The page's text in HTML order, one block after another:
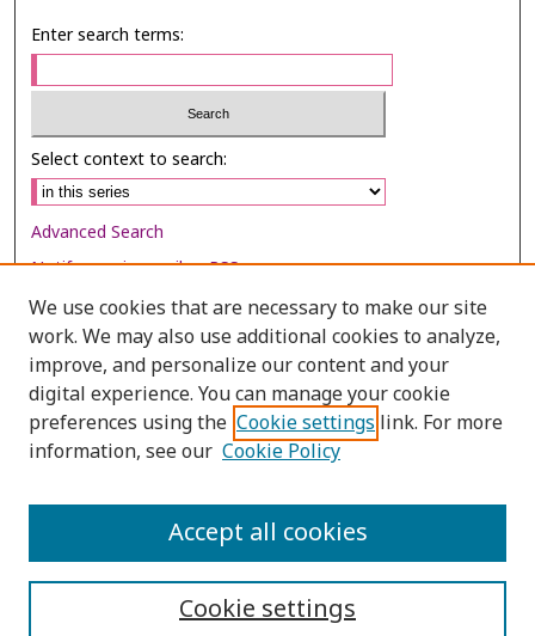
Enter search terms:
Select context to search:
Advanced Search
Notify me via email orRSS
Browse
Collections
Disciplines
Authors
We use cookies that are necessary to make our site
work. We may also use additional cookies to analyze,
improve, and personalize our content and your
digital experience. You can manage your cookie
preferences using the Cookie settings link. For more
information, see our Cookie Policy
Cookie settings
Accept all cookies